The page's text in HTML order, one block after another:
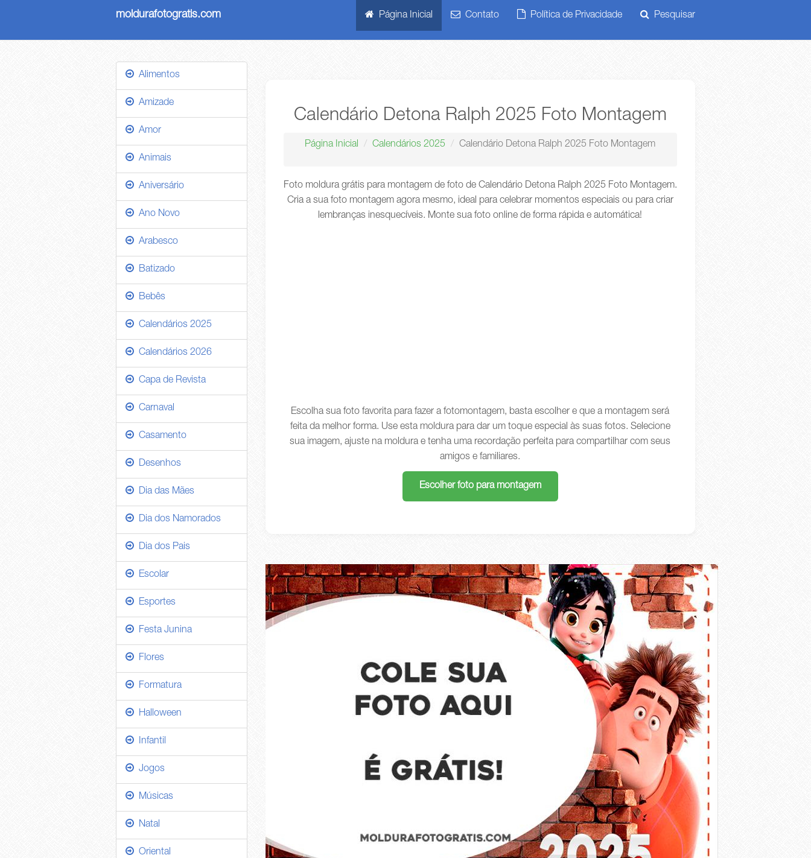
moldurafotogratis.com Página Inicial Contato Política de Privacidade Pesquisar
Calendário Detona Ralph 2025 Foto Montagem
Página Inicial Calendários 2025 Calendário Detona Ralph 2025 Foto Montagem
Foto moldura grátis para montagem de foto de Calendário Detona Ralph 2025 Foto Montagem.
Cria a sua foto montagem agora mesmo, ideal para celebrar momentos especiais ou para criar
lembranças inesquecíveis. Monte sua foto online de forma rápida e automática!
Escolha sua foto favorita para fazer a fotomontagem, basta escolher e que a montagem será
feita da melhor forma. Use esta moldura para dar um toque especial às suas fotos. Selecione
sua imagem, ajuste na moldura e tenha uma recordação perfeita para compartilhar com seus
amigos e familiares.
Escolher foto para montagem
Alimentos
Amizade
Amor
Animais
Aniversário
Ano Novo
Arabesco
Batizado
Bebês
Calendários 2025
Calendários 2026
Capa de Revista
Carnaval
Casamento
Desenhos
Dia das Mães
Dia dos Namorados
Dia dos Pais
Escolar
Esportes
Festa Junina
Flores
Formatura
Halloween
Infantil
Jogos
Músicas
Natal
Oriental